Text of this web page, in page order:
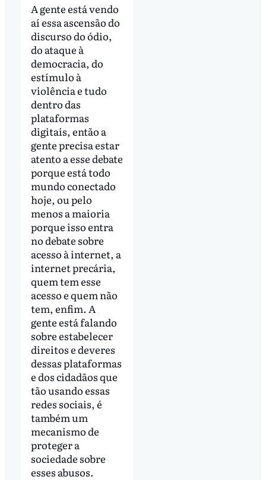
A gente está vendo
aí essa ascensão do
discurso do ódio,
do ataque à
democracia, do
estímulo à
violência e tudo
dentro das
plataformas
digitais, então a
gente precisa estar
atento a esse debate
porque está todo
mundo conectado
hoje, ou pelo
menos a maioria
porque isso entra
no debate sobre
acesso à internet, a
internet precária,
quem tem esse
acesso e quem não
tem, enfim. A
gente está falando
sobre estabelecer
direitos e deveres
dessas plataformas
e dos cidadãos que
tão usando essas
redes sociais, é
também um
mecanismo de
proteger a
sociedade sobre
esses abusos.